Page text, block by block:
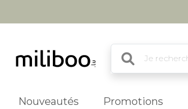
Nouveautés Promotions